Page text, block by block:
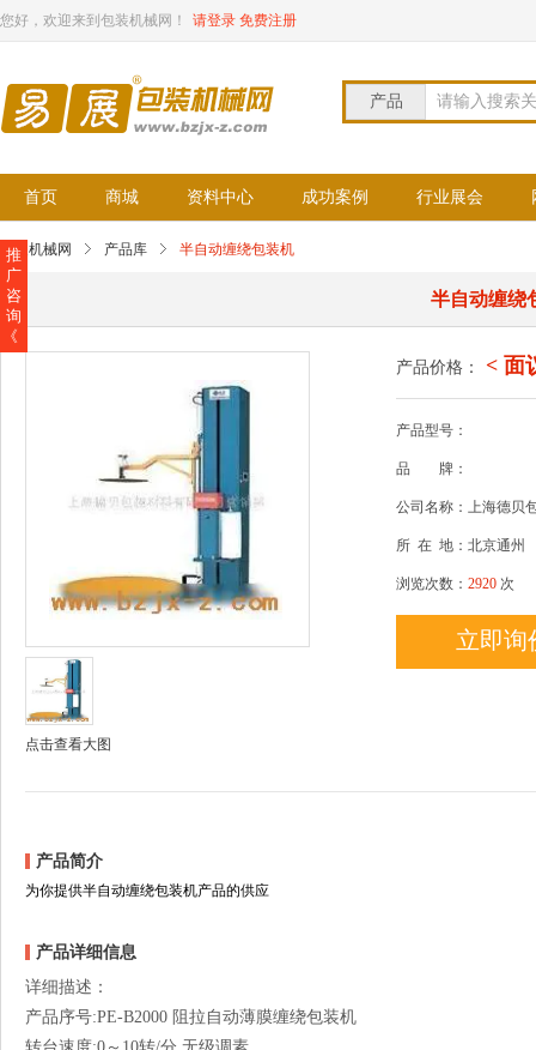
您好，欢迎来到包装机械网！ 请登录 免费注册
产品 请输入搜索
首页 商城 资料中心 成功案例 行业展会
包装机械网 产品库 半自动缠绕包装机
半自动缠绕
点击查看大图
产品价格： < 面
产品型号：
品 牌：
公司名称：上海德贝
所 在 地：北京通州
浏览次数： 2920 次
立即询
产品简介
为你提供半自动缠绕包装机产品的供应
产品详细信息
详细描述：
产品序号:PE-B2000 阻拉自动薄膜缠绕包装机
转台速度:0～10转/分 无级调素
推
广
咨
询
《